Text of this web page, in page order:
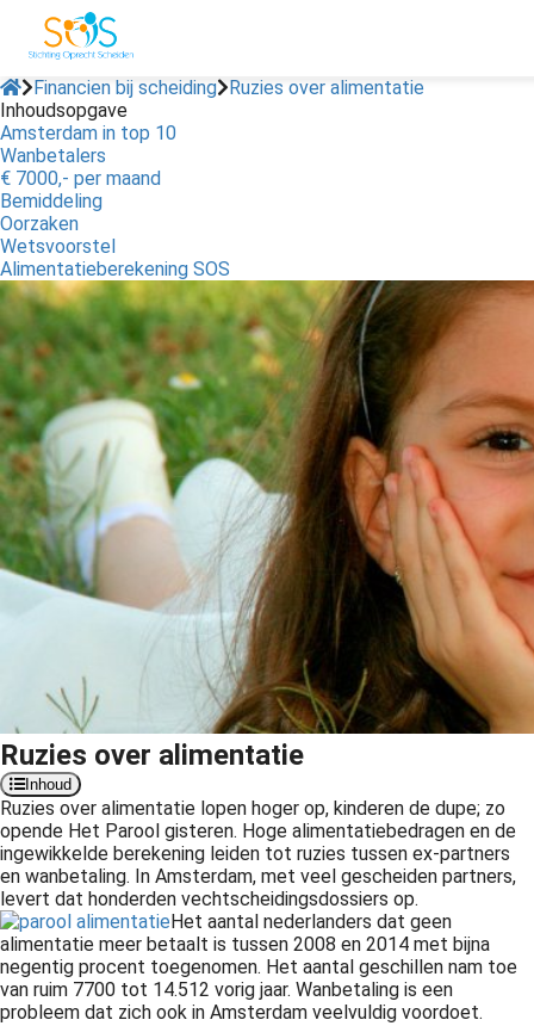
Financien bij scheiding
Ruzies over alimentatie
Inhoudsopgave
Amsterdam in top 10
Wanbetalers
€ 7000,- per maand
Bemiddeling
Oorzaken
Wetsvoorstel
Alimentatieberekening SOS
Ruzies over alimentatie
Inhoud
Ruzies over alimentatie lopen hoger op, kinderen de dupe; zo
opende Het Parool gisteren. Hoge alimentatiebedragen en de
ingewikkelde berekening leiden tot ruzies tussen ex-partners
en wanbetaling. In Amsterdam, met veel gescheiden partners,
levert dat honderden vechtscheidingsdossiers op.
Het aantal nederlanders dat geen
alimentatie meer betaalt is tussen 2008 en 2014 met bijna
negentig procent toegenomen. Het aantal geschillen nam toe
van ruim 7700 tot 14.512 vorig jaar. Wanbetaling is een
probleem dat zich ook in Amsterdam veelvuldig voordoet.
policy
zijn
om
te
Ze
gebruikt
deze
kan de
niet
worden
om
te
over
van
op